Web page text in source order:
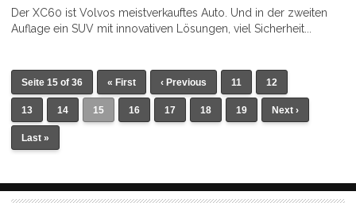
Der XC60 ist Volvos meistverkauftes Auto. Und in der zweiten
Auflage ein SUV mit innovativen Lösungen, viel Sicherheit...
Seite 15 of 36 « First ‹ Previous 11 12
13 14 15 16 17 18 19 Next ›
Last »